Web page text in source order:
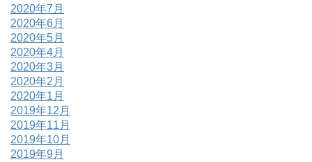
2020年7月
2020年6月
2020年5月
2020年4月
2020年3月
2020年2月
2020年1月
2019年12月
2019年11月
2019年10月
2019年9月